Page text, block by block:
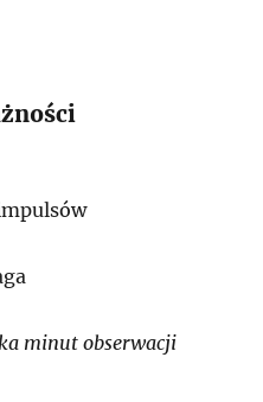
minut obserwacji